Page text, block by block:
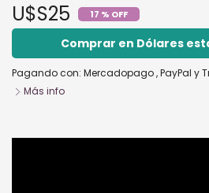
U$S25 17 % OFF
Comprar en Dólares
Pagando con: Mercadopago,PayPal y
Más info